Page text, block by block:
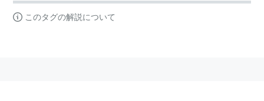
このタグの解説について